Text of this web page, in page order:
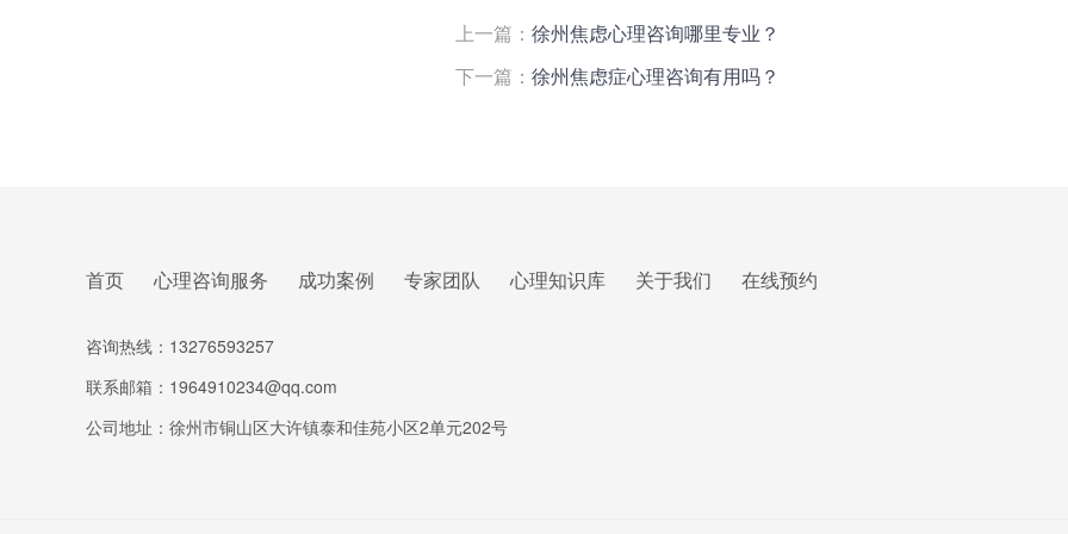
上一篇： 徐州焦虑心理咨询哪里专业？
下一篇： 徐州焦虑症心理咨询有用吗？
首页 心理咨询服务 成功案例 专家团队 心理知识库 关于我们 在线预约
咨询热线：13276593257
联系邮箱：1964910234@qq.com
公司地址：徐州市铜山区大许镇泰和佳苑小区2单元202号